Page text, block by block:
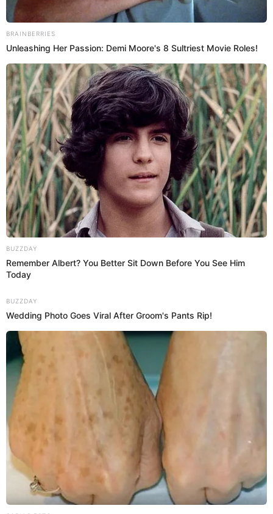
Interbank emite comunicado tras
suspensión de sus servicios
A través de un comunicado, el banco indicó que se
encuentran restableciendo sus servicios de manera
progresiva este jueves 31 de octubre.